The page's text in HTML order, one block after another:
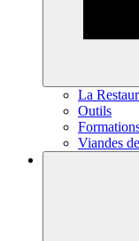
La
Outils
Viandes